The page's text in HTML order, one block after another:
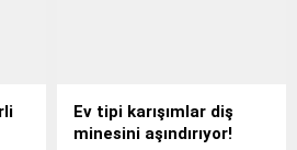
Ev tipi karışımlar diş
minesini aşındırıyor!